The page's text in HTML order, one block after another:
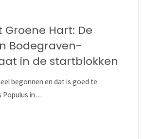
Groene Hart: De
Bodegraven-
in de startblokken
begonnen en dat is goed te
Populus in…